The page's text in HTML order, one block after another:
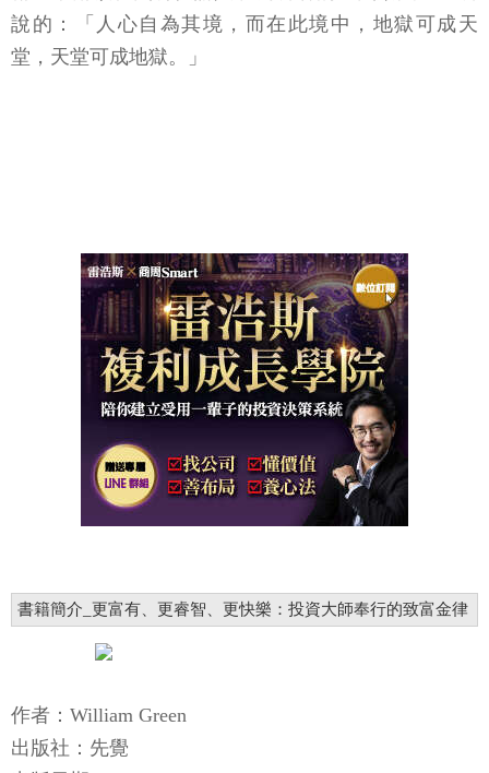
說的：「人心自為其境，而在此境中，地獄可成天
堂，天堂可成地獄。」
書籍簡介_更富有、更睿智、更快樂：投資大師奉行的致富金律
作者：William Green
出版社：先覺